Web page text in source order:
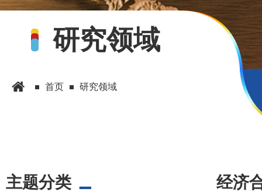
研究领域
首页 研究领域
主题分类 经济